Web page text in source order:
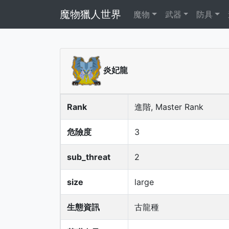
魔物獵人世界 魔物 武器 防具
炎妃龍
Rank 進階, Master Rank
危險度 3
sub_threat 2
size large
生態資訊 古龍種